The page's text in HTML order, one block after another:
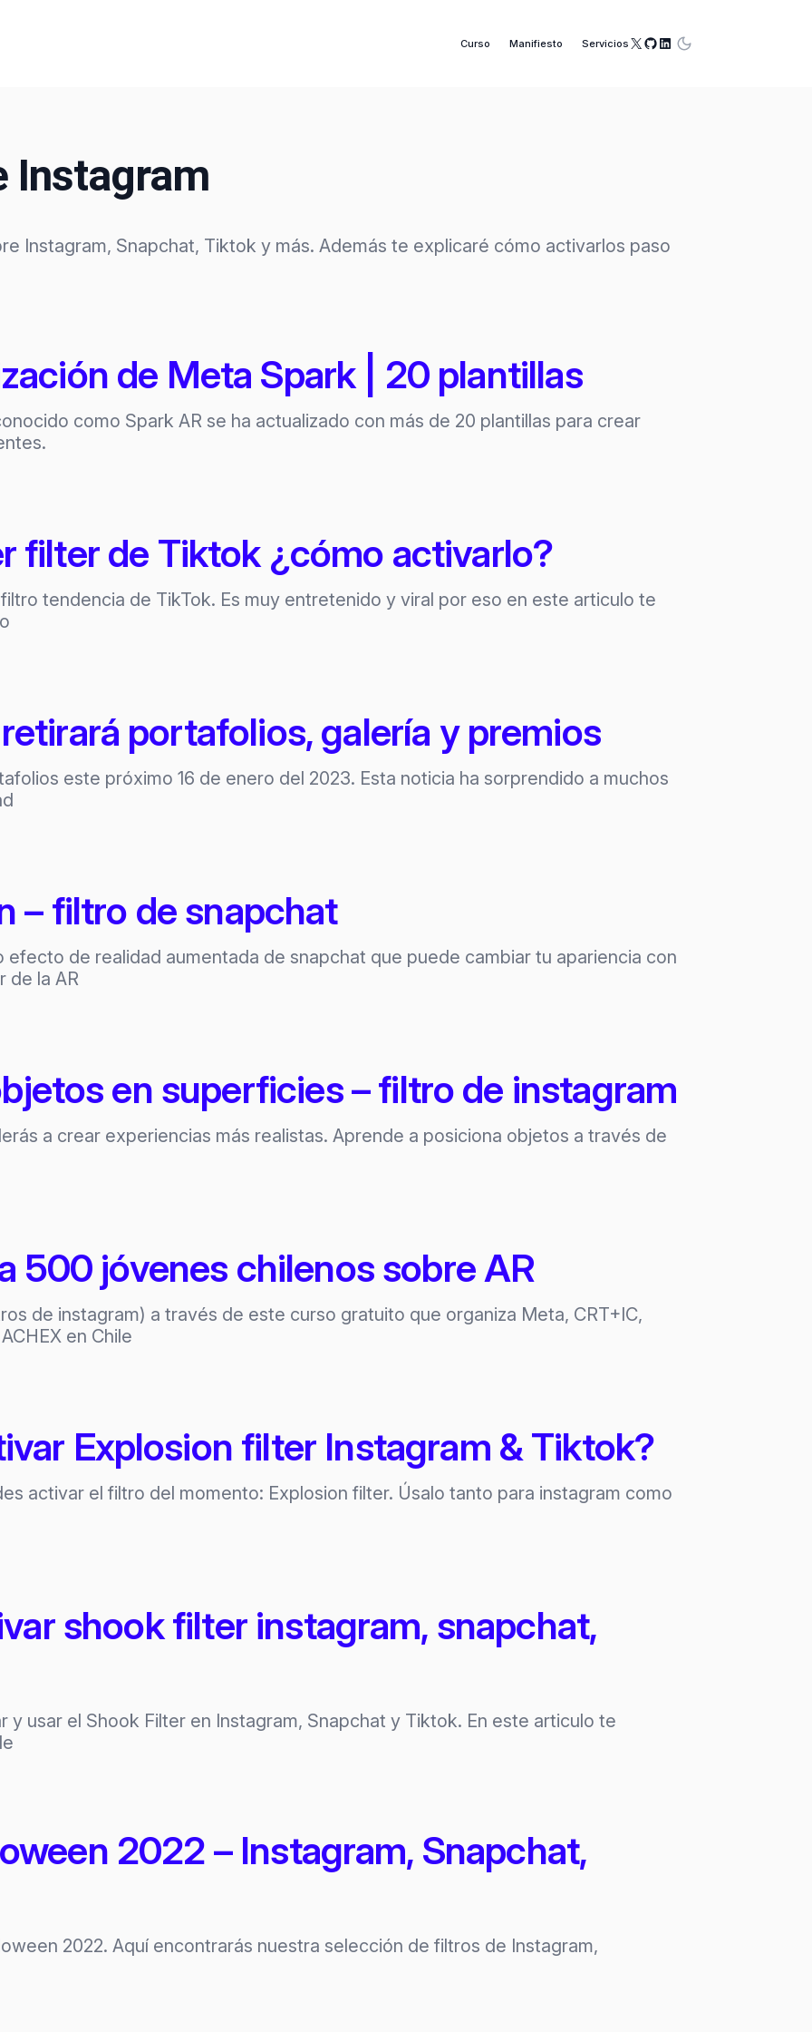
Curso Manifiesto Servicios X GitHub
LinkedIn
Instagram
Instagram, Snapchat, Tiktok y más. Además te explicaré cómo activarlos paso
de Meta Spark | 20 plantillas
como Spark AR se ha actualizado con más de 20 plantillas para crear
filter de Tiktok ¿cómo activarlo?
tendencia de TikTok. Es muy entretenido y viral por eso en este articulo te
portafolios, galería y premios
este próximo 16 de enero del 2023. Esta noticia ha sorprendido a muchos
– filtro de snapchat
efecto de realidad aumentada de snapchat que puede cambiar tu apariencia con
de la AR
en superficies – filtro de instagram
a crear experiencias más realistas. Aprende a posiciona objetos a través de
500 jóvenes chilenos sobre AR
de instagram) a través de este curso gratuito que organiza Meta, CRT+IC,
en Chile
Explosion filter Instagram & Tiktok?
activar el filtro del momento: Explosion filter. Úsalo tanto para instagram como
shook filter instagram, snapchat,
y usar el Shook Filter en Instagram, Snapchat y Tiktok. En este articulo te
2022 – Instagram, Snapchat,
2022. Aquí encontrarás nuestra selección de filtros de Instagram,